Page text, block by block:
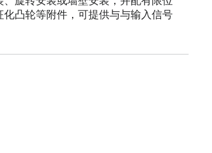
凸轮等附件，可提供与与输入信号